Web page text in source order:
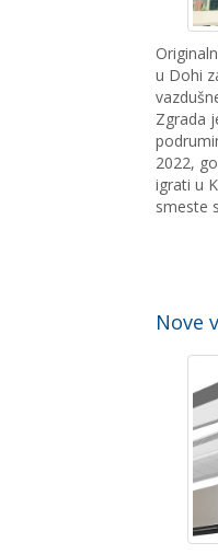
u Dohi
Zgrada
2022,
igrati u
smeste